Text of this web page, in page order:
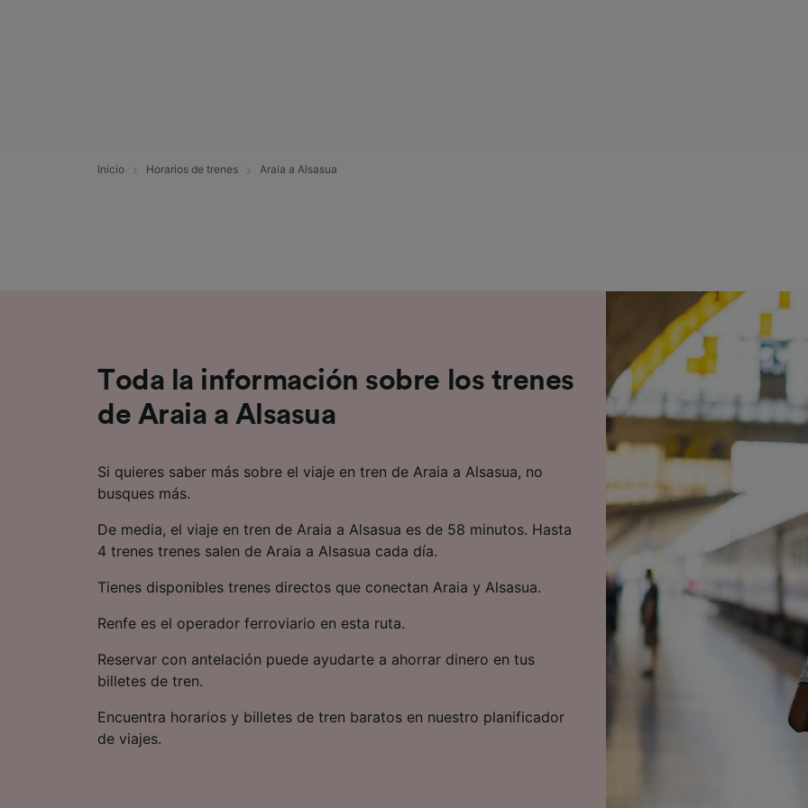
Inicio Horarios de trenes Araia a Alsasua
Toda la información sobre los trenes
de Araia a Alsasua
Si quieres saber más sobre el viaje en tren de Araia a Alsasua, no
busques más.
De media, el viaje en tren de Araia a Alsasua es de 58 minutos. Hasta
4 trenes trenes salen de Araia a Alsasua cada día.
Tienes disponibles trenes directos que conectan Araia y Alsasua.
Renfe es el operador ferroviario en esta ruta.
Reservar con antelación puede ayudarte a ahorrar dinero en tus
billetes de tren.
Encuentra horarios y billetes de tren baratos en nuestro planificador
de viajes.